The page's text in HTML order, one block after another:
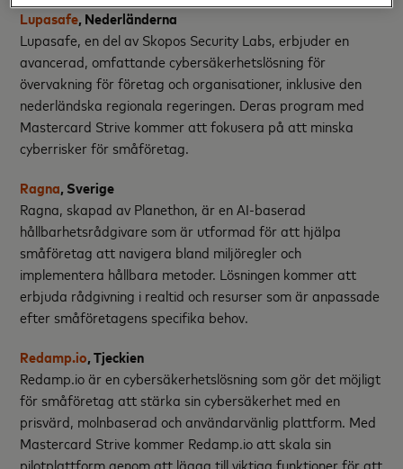
Lupasafe, Nederländerna
Lupasafe, en del av Skopos Security Labs, erbjuder en
avancerad, omfattande cybersäkerhetslösning för
övervakning för företag och organisationer, inklusive den
nederländska regionala regeringen. Deras program med
Mastercard Strive kommer att fokusera på att minska
cyberrisker för småföretag.
Ragna, Sverige
Ragna, skapad av Planethon, är en AI-baserad
hållbarhetsrådgivare som är utformad för att hjälpa
småföretag att navigera bland miljöregler och
implementera hållbara metoder. Lösningen kommer att
erbjuda rådgivning i realtid och resurser som är anpassade
efter småföretagens specifika behov.
Redamp.io, Tjeckien
Redamp.io är en cybersäkerhetslösning som gör det möjligt
för småföretag att stärka sin cybersäkerhet med en
prisvärd, molnbaserad och användarvänlig plattform. Med
Mastercard Strive kommer Redamp.io att skala sin
pilotplattform genom att lägga till viktiga funktioner för att